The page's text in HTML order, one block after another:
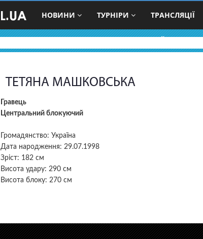
НОВИНИ ТУРНІРИ ТРАНСЛЯЦІЇ
ТЕТЯНА МАШКОВСЬКА
Гравець
Центральний блокуючий
Громадянство: Україна
Дата народження: 29.07.1998
Зріст: 182 см
Висота удару: 290 см
Висота блоку: 270 см